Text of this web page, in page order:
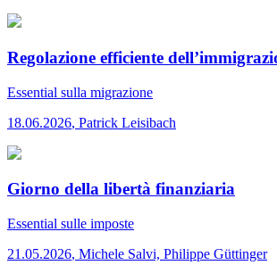
Regolazione efficiente
Essential sulla migrazione
18.06.2026, Patrick Leisibach
Giorno della libertà finanziaria
Essential sulle imposte
21.05.2026, Michele Salvi, Philippe Güttinger